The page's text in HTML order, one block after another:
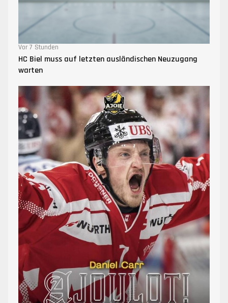
Vor 7 Stunden
HC Biel muss auf letzten ausländischen Neuzugang
warten